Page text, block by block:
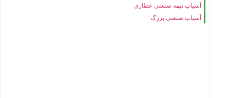
آسیاب نیمه صنعتی عطاری
آسیاب صنعتی بزرگ